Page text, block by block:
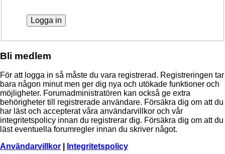
Bli medlem
För att logga in så måste du vara registrerad. Registreringen tar
bara någon minut men ger dig nya och utökade funktioner och
möjligheter. Forumadministratören kan också ge extra
behörigheter till registrerade användare. Försäkra dig om att du
har läst och accepterat våra användarvillkor och vår
integritetspolicy innan du registrerar dig. Försäkra dig om att du
läst eventuella forumregler innan du skriver något.
Användarvillkor
Integritetspolicy